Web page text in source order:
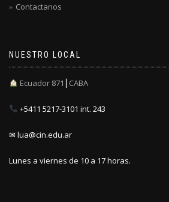
Contactanos
NUESTRO LOCAL
Ecuador 871┃CABA
+5411 5217-3101 int. 243
✉ lua@cin.edu.ar
Lunes a viernes de 10 a 17 horas.